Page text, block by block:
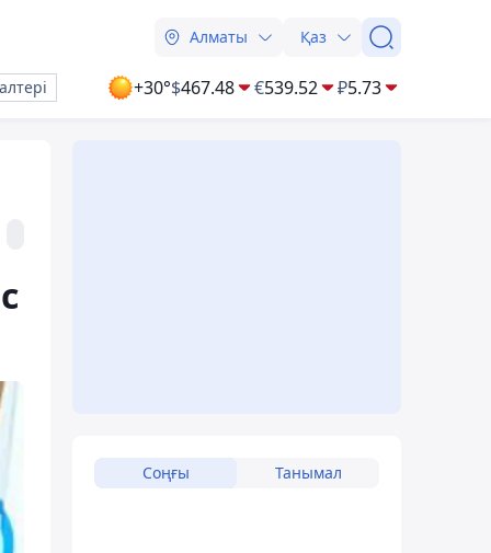
Алматы Қаз
+30°$467.48 €539.52 ₽5.73
Соңғы Танымал